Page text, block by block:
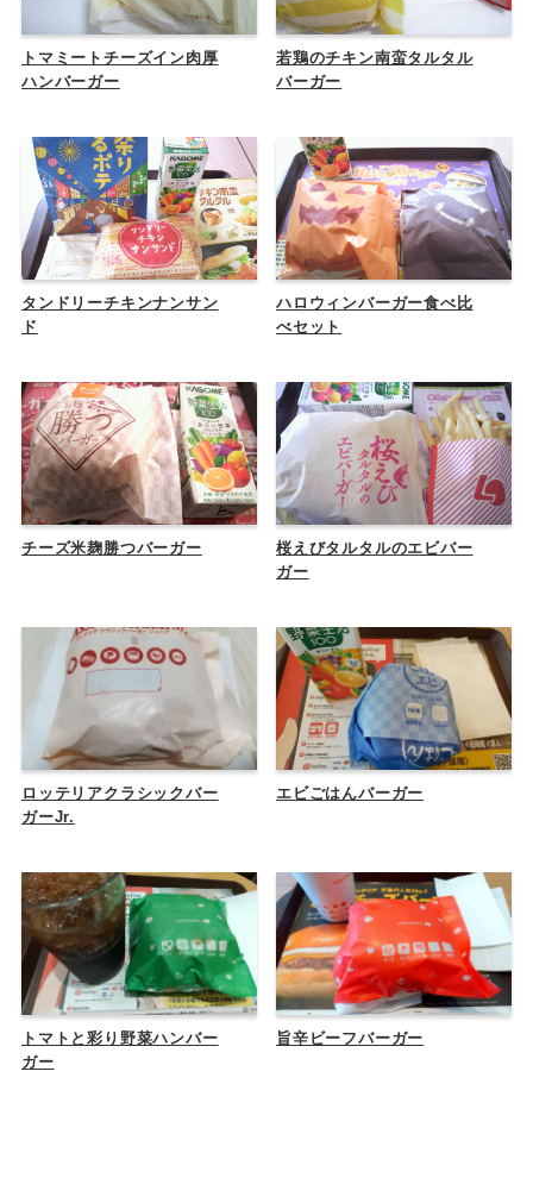
トマミートチーズイン肉厚
ハンバーガー
若鶏のチキン南蛮タルタル
バーガー
タンドリーチキンナンサン
ド
ハロウィンバーガー食べ比
べセット
チーズ米麹勝つバーガー
桜えびタルタルのエビバー
ガー
ロッテリアクラシックバー
ガーJr.
エビごはんバーガー
トマトと彩り野菜ハンバー
ガー
旨辛ビーフバーガー